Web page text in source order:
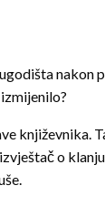
nakon
književnika.
o